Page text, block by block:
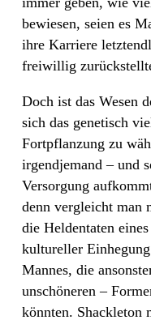
bewiesen, seien es
ihre Karriere
freiwillig
Doch ist das Wesen
sich das genetisch
Fortpflanzung zu
irgendjemand – und
Versorgung
denn vergleicht man
die Heldentaten
kultureller
Mannes, die
unschöneren –
könnten. Shackleton